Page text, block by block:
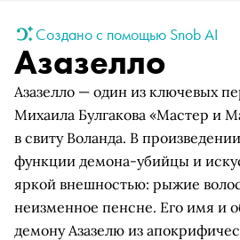
Создано с помощью Snob AI
Азазелло
Азазелло — один из ключевых
Михаила Булгакова «Мастер и
в свиту Воланда. В
функции демона-убийцы и
яркой внешностью: рыжие
неизменное пенсне. Его имя и
демону Азазелю из